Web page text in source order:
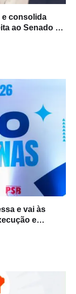
e consolida
ao Senado no
e vai às
e